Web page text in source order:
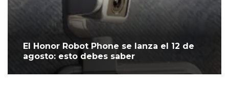
El Honor Robot Phone se lanza el 12 de
agosto: esto debes saber